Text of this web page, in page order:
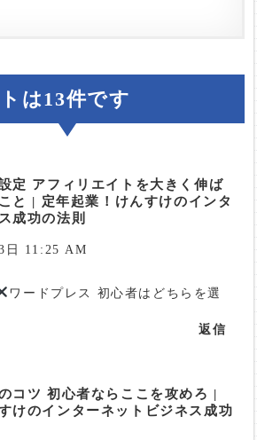
は13件です
定 アフィリエイトを大きく伸ば
と | 定年起業！けんすけのインタ
成功の法則
日 11:25 AM
ワードプレス 初心者はどちらを選
返信
コツ 初心者ならここを攻めろ |
けのインターネットビジネス成功